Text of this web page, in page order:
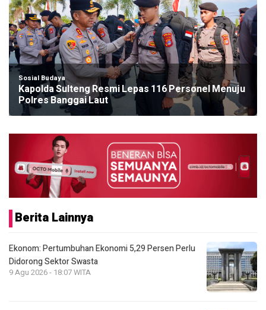
Sosial Budaya
Kapolda Sulteng Resmi Lepas 116 Personel Menuju
Polres Banggai Laut
Berita Lainnya
Ekonom: Pertumbuhan Ekonomi 5,29 Persen Perlu
Didorong Sektor Swasta
9 Agu 2026 - 18:07 WITA